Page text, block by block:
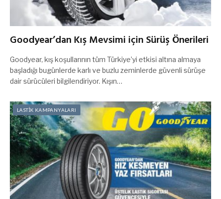
Goodyear’dan Kış Mevsimi için Sürüş Önerileri
Goodyear, kış koşullarının tüm Türkiye’yi etkisi altına almaya
başladığı bugünlerde karlı ve buzlu zeminlerde güvenli sürüşe
dair sürücüleri bilgilendiriyor. Kışın…
LASTİK KAMPANYALARI